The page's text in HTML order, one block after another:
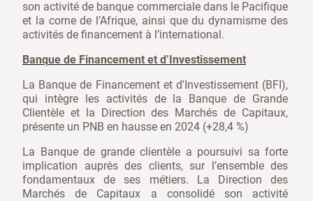
son activité de banque commerciale dans le Pacifique
et la corne de l’Afrique, ainsi que du dynamisme des
activités de financement à l’international.
Banque de Financement et d’Investissement
La Banque de Financement et d'Investissement (BFI),
qui intègre les activités de la Banque de Grande
Clientèle et la Direction des Marchés de Capitaux,
présente un PNB en hausse en 2024 (+28,4 %)
La Banque de grande clientèle a poursuivi sa forte
implication auprès des clients, sur l’ensemble des
fondamentaux de ses métiers. La Direction des
Marchés de Capitaux a consolidé son activité